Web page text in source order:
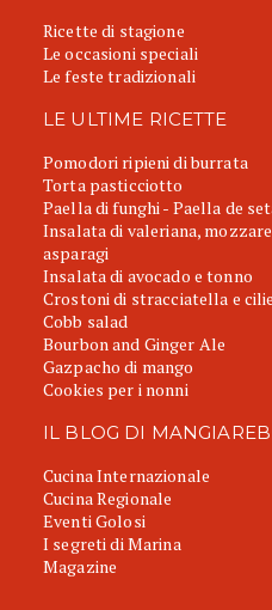
Ricette di stagione
Le occasioni speciali
Le feste tradizionali
LE ULTIME RICETTE
Pomodori ripieni di burrata
Torta pasticciotto
Paella di funghi - Paella de
Insalata di valeriana,
asparagi
Insalata di avocado e tonno
Crostoni di stracciatella e
Cobb salad
Bourbon and Ginger Ale
Gazpacho di mango
Cookies per i nonni
IL BLOG DI
Cucina Internazionale
Cucina Regionale
Eventi Golosi
I segreti di Marina
Magazine